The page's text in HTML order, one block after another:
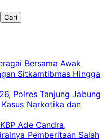
Bersama Awak
Sitkamtibmas Hingga
Polres Tanjung Jabung
Narkotika dan
Ade Candra,
Pemberitaan Salah